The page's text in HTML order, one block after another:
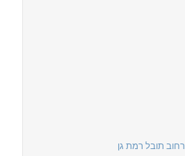
רחוב תובל רמת גן